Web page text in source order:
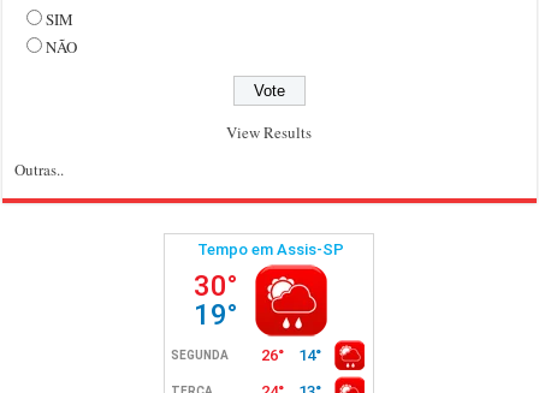
SIM
NÃO
View Results
Outras..